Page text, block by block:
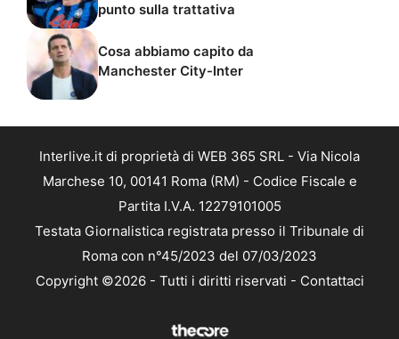
punto sulla trattativa
Cosa abbiamo capito da
Manchester City-Inter
Interlive.it di proprietà di WEB 365 SRL - Via Nicola
Marchese 10, 00141 Roma (RM) - Codice Fiscale e
Partita I.V.A. 12279101005
Testata Giornalistica registrata presso il Tribunale di
Roma con n°45/2023 del 07/03/2023
Copyright ©2026 - Tutti i diritti riservati - Contattaci